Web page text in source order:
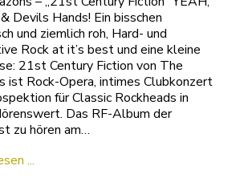
Devils Hands! Ein bisschen
und ziemlich roh, Hard- und
Rock at it’s best und eine kleine
21st Century Fiction von The
ist Rock-Opera, intimes Clubkonzert
für Classic Rockheads in
Das RF-Album der
zu hören am…
...